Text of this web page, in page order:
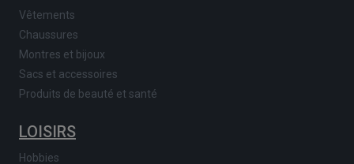
Vêtements
Chaussures
Montres et bijoux
Sacs et accessoires
Produits de beauté et santé
LOISIRS
Hobbies